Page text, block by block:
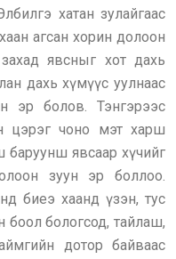
хатан зулайгаас
агсан хорин долоон
явсныг хот дахь
дахь хүмүүс уулнаас
эр болов. Тэнгэрээс
цэрэг чоно мэт харш
явсаар хүчийг
зуун эр боллоо.
биеэ хаанд үзэн, тус
боол бологсод, тайлаш,
дотор байваас